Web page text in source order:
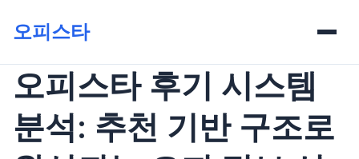
오피스타
오피스타 후기 시스템
분석: 추천 기반 구조로